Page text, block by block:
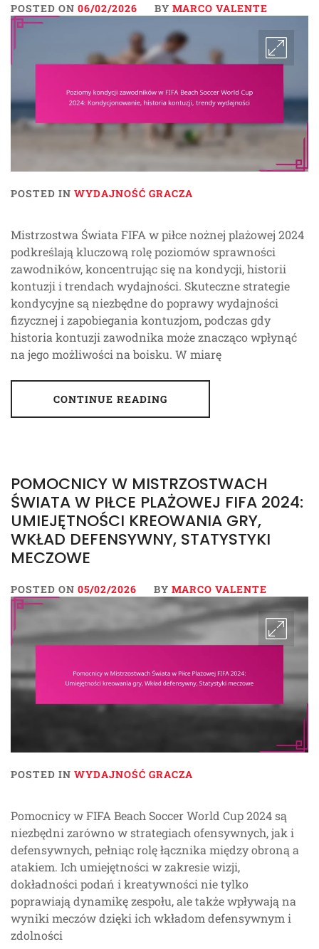
POSTED ON 06/02/2026 BY MARCO VALENTE
POSTED IN WYDAJNOŚĆ GRACZA
Mistrzostwa Świata FIFA w piłce nożnej plażowej 2024
podkreślają kluczową rolę poziomów sprawności
zawodników, koncentrując się na kondycji, historii
kontuzji i trendach wydajności. Skuteczne strategie
kondycyjne są niezbędne do poprawy wydajności
fizycznej i zapobiegania kontuzjom, podczas gdy
historia kontuzji zawodnika może znacząco wpłynąć
na jego możliwości na boisku. W miarę
CONTINUE READING
POMOCNICY W MISTRZOSTWACH
ŚWIATA W PIŁCE PLAŻOWEJ FIFA 2024:
UMIEJĘTNOŚCI KREOWANIA GRY,
WKŁAD DEFENSYWNY, STATYSTYKI
MECZOWE
POSTED ON 05/02/2026 BY MARCO VALENTE
POSTED IN WYDAJNOŚĆ GRACZA
Pomocnicy w FIFA Beach Soccer World Cup 2024 są
niezbędni zarówno w strategiach ofensywnych, jak i
defensywnych, pełniąc rolę łącznika między obroną a
atakiem. Ich umiejętności w zakresie wizji,
dokładności podań i kreatywności nie tylko
poprawiają dynamikę zespołu, ale także wpływają na
wyniki meczów dzięki ich wkładom defensywnym i
zdolności